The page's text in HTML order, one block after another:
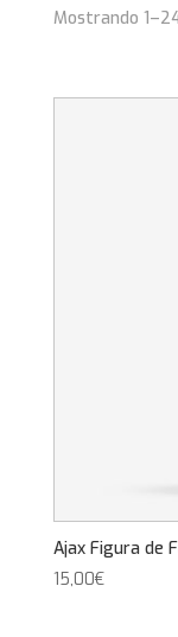
Mostrando
Ajax Figura de
15,00€